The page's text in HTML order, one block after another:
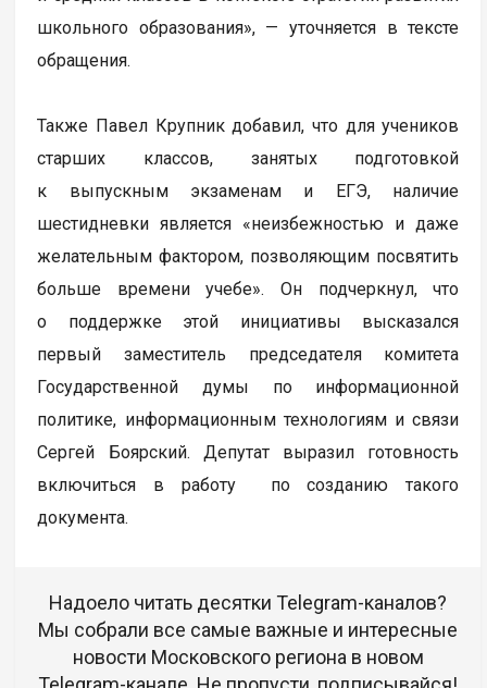
школьного образования», — уточняется в тексте
обращения.
Также Павел Крупник добавил, что для учеников
старших классов, занятых подготовкой
к выпускным экзаменам и ЕГЭ, наличие
шестидневки является «неизбежностью и даже
желательным фактором, позволяющим посвятить
больше времени учебе». Он подчеркнул, что
о поддержке этой инициативы высказался
первый заместитель председателя комитета
Государственной думы по информационной
политике, информационным технологиям и связи
Сергей Боярский. Депутат выразил готовность
включиться в работу по созданию такого
документа.
Надоело читать десятки Telegram-каналов?
Мы собрали все самые важные и интересные
новости Московского региона в новом